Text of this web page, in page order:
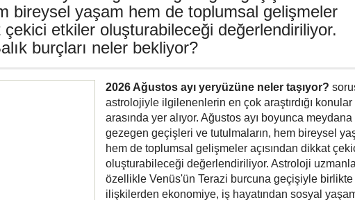
bireysel yaşam hem de toplumsal gelişmeler
çekici etkiler oluşturabileceği değerlendiriliyor.
burçları neler bekliyor?
2026 Ağustos ayı yeryüzüne neler taşıyor?
astrolojiyle ilgilenenlerin en çok araştırdığı konular
arasında yer alıyor. Ağustos ayı boyunca
gezegen geçişleri ve tutulmaların, hem bireysel
hem de toplumsal gelişmeler açısından dikkat
oluşturabileceği değerlendiriliyor. Astroloji
özellikle Venüs'ün Terazi burcuna geçişiyle birlikte
ilişkilerden ekonomiye, iş hayatından sosyal